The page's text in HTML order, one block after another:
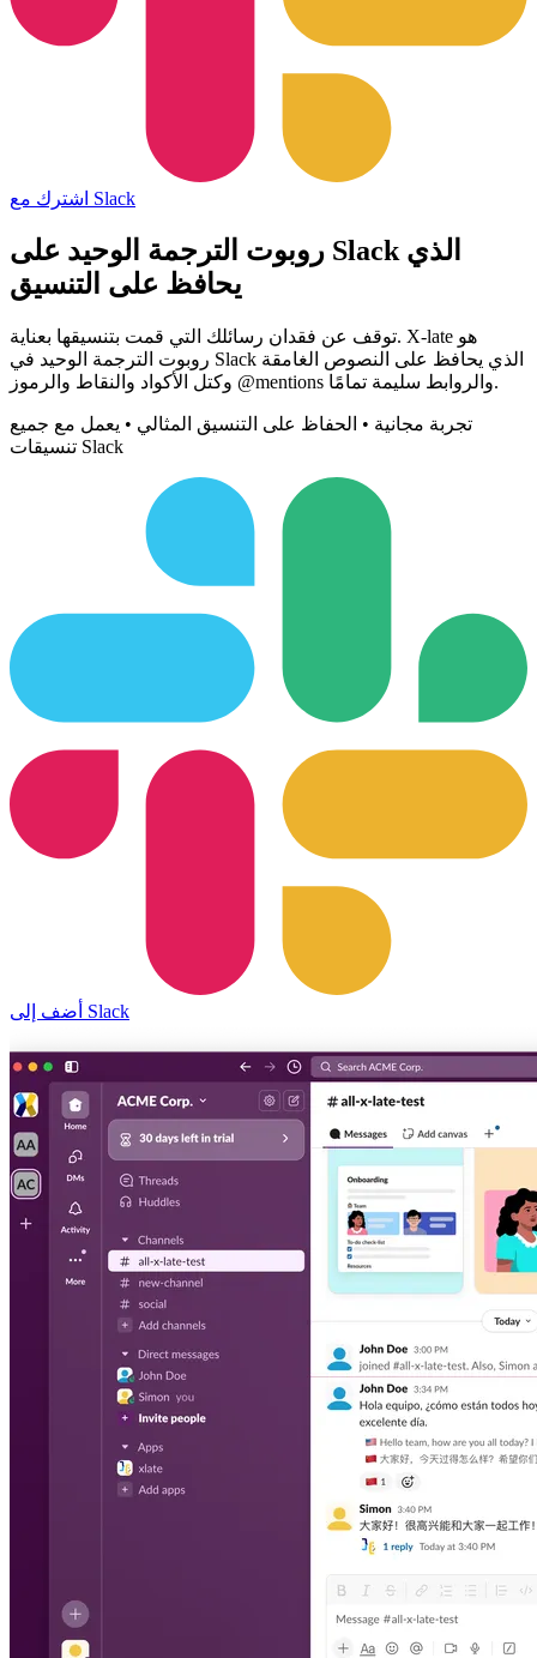
اشترك مع Slack
روبوت الترجمة الوحيد على Slack الذي
يحافظ على التنسيق
توقف عن فقدان رسائلك التي قمت بتنسيقها بعناية. X-late هو
روبوت الترجمة الوحيد في Slack الذي يحافظ على النصوص الغامقة
وكتل الأكواد والنقاط والرموز @mentions والروابط سليمة تمامًا.
تجربة مجانية • الحفاظ على التنسيق المثالي • يعمل مع جميع
تنسيقات Slack
أضف إلى Slack